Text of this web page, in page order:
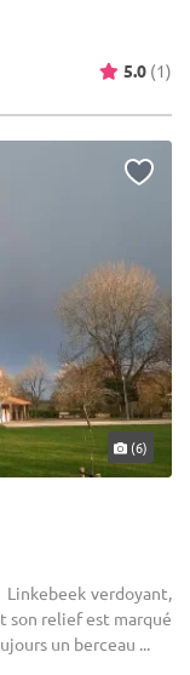
5.0 (1)
(6)
verdoyant,
son relief est marqué
un berceau ...